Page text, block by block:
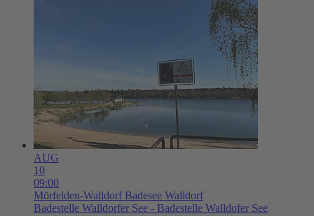
AUG
10
09:00
Mörfelden-Walldorf Badesee Walldorf
Badestelle Walldorfer See - Badestelle Walldofer See